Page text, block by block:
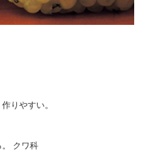
りやすい。
クワ科